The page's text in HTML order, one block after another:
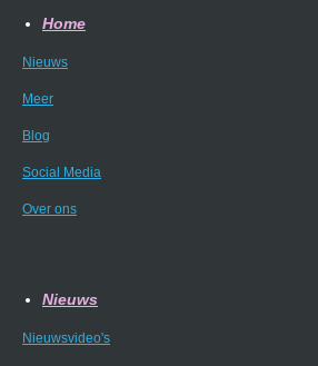
Home
Nieuws
Meer
Blog
Social Media
Over ons
Nieuws
Nieuwsvideo's